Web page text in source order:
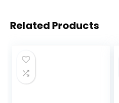
Related Products